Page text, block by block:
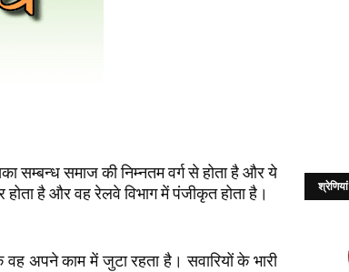
सम्बन्ध समाज की निम्नतम वर्ग से होता है और ये
है और वह रेलवे विभाग में पंजीकृत होता है।
अपने काम में जुटा रहता है। सवारियों के भारी
श्रेणियां